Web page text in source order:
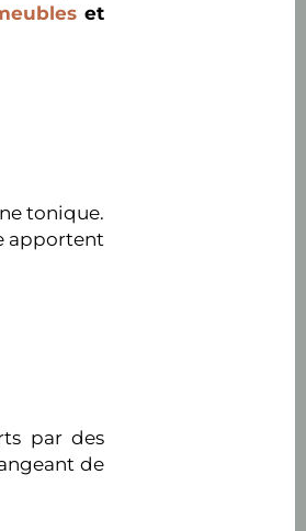
et
tonique.
apportent
par des
de